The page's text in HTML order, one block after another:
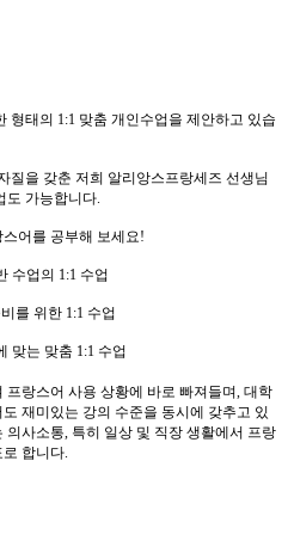
형태의 1:1 맞춤 개인수업을 제안하고 있습
질을 갖춘 저희 알리앙스프랑세즈 선생님
도 가능합니다.
어를 공부해 보세요!
수업의 1:1 수업
를 위한 1:1 수업
맞는 맞춤 1:1 수업
랑스어 사용 상황에 바로 빠져들며, 대학
재미있는 강의 수준을 동시에 갖추고 있
사소통, 특히 일상 및 직장 생활에서 프랑
합니다.